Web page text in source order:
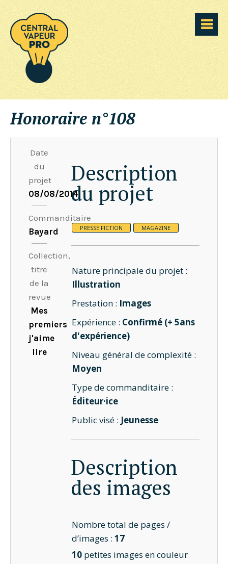
Honoraire n°108
Date
du
projet
08/08/2014
Commanditaire
Bayard
Collection,
titre
de la
revue
Mes
premiers
j'aime
lire
Description
du projet
PRESSE FICTION MAGAZINE
Nature principale du projet :
Illustration
Prestation : Images
Expérience : Confirmé (+ 5ans
d'expérience)
Niveau général de complexité :
Moyen
Type de commanditaire :
Éditeur·ice
Public visé : Jeunesse
Description
des images
Nombre total de pages /
d’images :17
10 petites images en couleur